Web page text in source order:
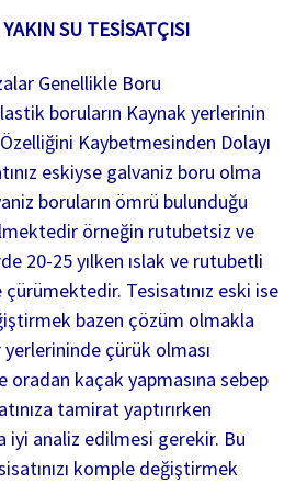
SU TESİSATÇISI
Genellikle Boru
boruların Kaynak yerlerinin
Kaybetmesinden Dolayı
eskiyse galvaniz boru olma
boruların ömrü bulunduğu
örneğin rutubetsiz ve
20-25 yılken ıslak ve rutubetli
Tesisatınız eski ise
bazen çözüm olmakla
çürük olması
kaçak yapmasına sebep
tamirat yaptırırken
iyi analiz edilmesi gerekir. Bu
komple değiştirmek